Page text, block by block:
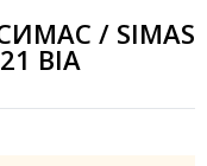
/ SIMAS
BIA